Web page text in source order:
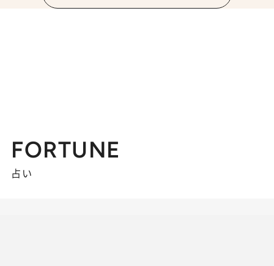
FORTUNE
占い